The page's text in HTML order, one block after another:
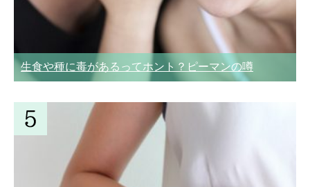
生食や種に毒があるってホント？ピーマンの噂